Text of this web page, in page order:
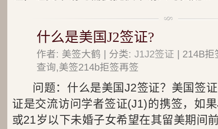
什么是美国J2签证?
作者: 美签大鹤 | 分类: J1J2签证 | 214B
查询,美签214b拒签再签
问题：什么是美国J2签证？美国签
证是交流访问学者签证(J1)的携签，如
或21岁以下未婚子女希望在其留美期间